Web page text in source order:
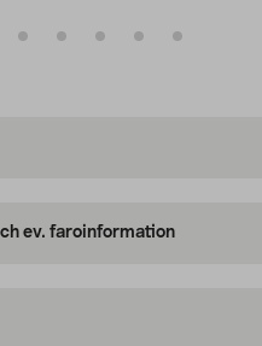
ev. faroinformation